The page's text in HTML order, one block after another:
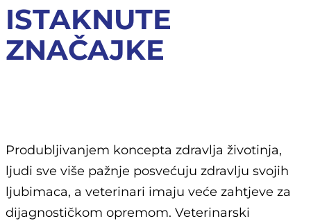
ISTAKNUTE
ZNAČAJKE
Produbljivanjem koncepta zdravlja životinja,
ljudi sve više pažnje posvećuju zdravlju svojih
ljubimaca, a veterinari imaju veće zahtjeve za
dijagnostičkom opremom. Veterinarski